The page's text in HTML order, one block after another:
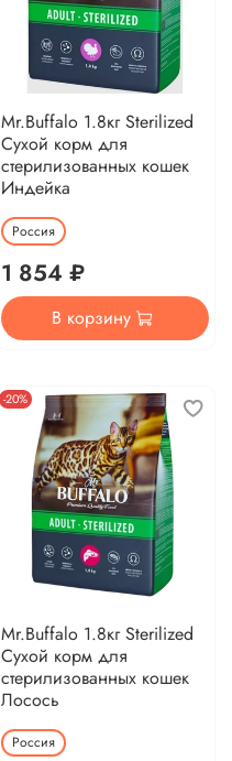
Mr.Buffalo 1.8кг Sterilized
Сухой корм для
стерилизованных кошек
Индейка
Россия
1 854 ₽
В корзину
-20%
Mr.Buffalo 1.8кг Sterilized
Сухой корм для
стерилизованных кошек
Лосось
Россия